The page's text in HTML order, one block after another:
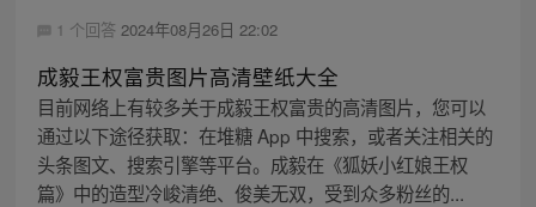
1 个回答 2024年08月26日 22:02
成毅王权富贵图片高清壁纸大全
目前网络上有较多关于成毅王权富贵的高清图片，您可以
通过以下途径获取：在堆糖 App 中搜索，或者关注相关的
头条图文、搜索引擎等平台。成毅在《狐妖小红娘王权
篇》中的造型冷峻清绝、俊美无双，受到众多粉丝的...